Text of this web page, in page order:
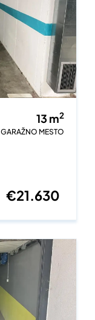
13 m2
GARAŽNO MESTO
€21.630